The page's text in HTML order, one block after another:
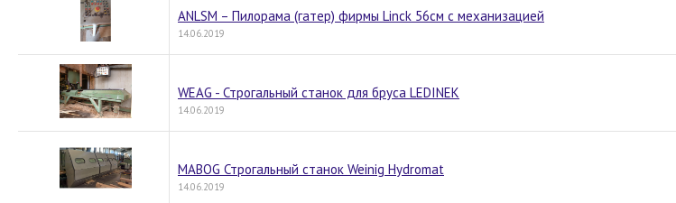
ANLSM – Пилорама (гатер) фирмы Linck 56см с механизацией
14.06.2019
WEAG - Строгальный станок для бруса LEDINEK
14.06.2019
MABOG Строгальный станок Weinig Hydromat
14.06.2019